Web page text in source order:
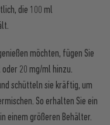
die 100 ml
möchten, fügen Sie
20 mg/ml hinzu.
schütteln sie kräftig, um
So erhalten Sie ein
einem größeren Behälter.